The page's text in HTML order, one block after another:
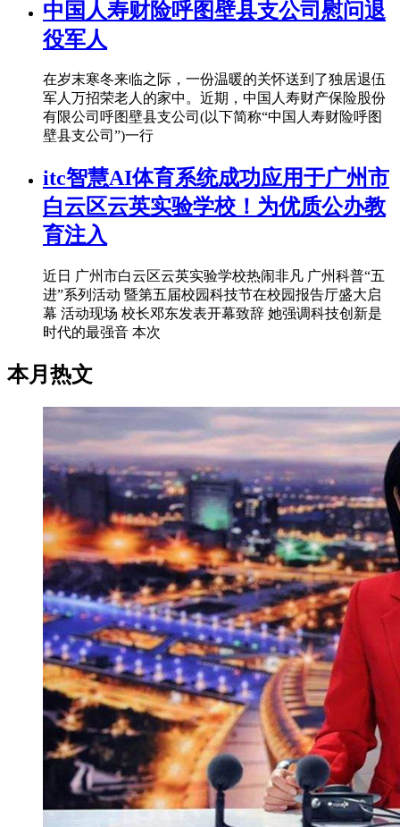
中国人寿财险呼图壁县支公司慰问退
役军人
在岁末寒冬来临之际，一份温暖的关怀送到了独居退伍
军人万招荣老人的家中。近期，中国人寿财产保险股份
有限公司呼图壁县支公司(以下简称“中国人寿财险呼图
壁县支公司”)一行
itc智慧AI体育系统成功应用于广州市
白云区云英实验学校！为优质公办教
育注入
近日 广州市白云区云英实验学校热闹非凡 广州科普“五
进”系列活动 暨第五届校园科技节在校园报告厅盛大启
幕 活动现场 校长邓东发表开幕致辞 她强调科技创新是
时代的最强音 本次
本月热文